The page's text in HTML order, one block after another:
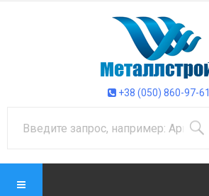
+38 (050) 860-97-61